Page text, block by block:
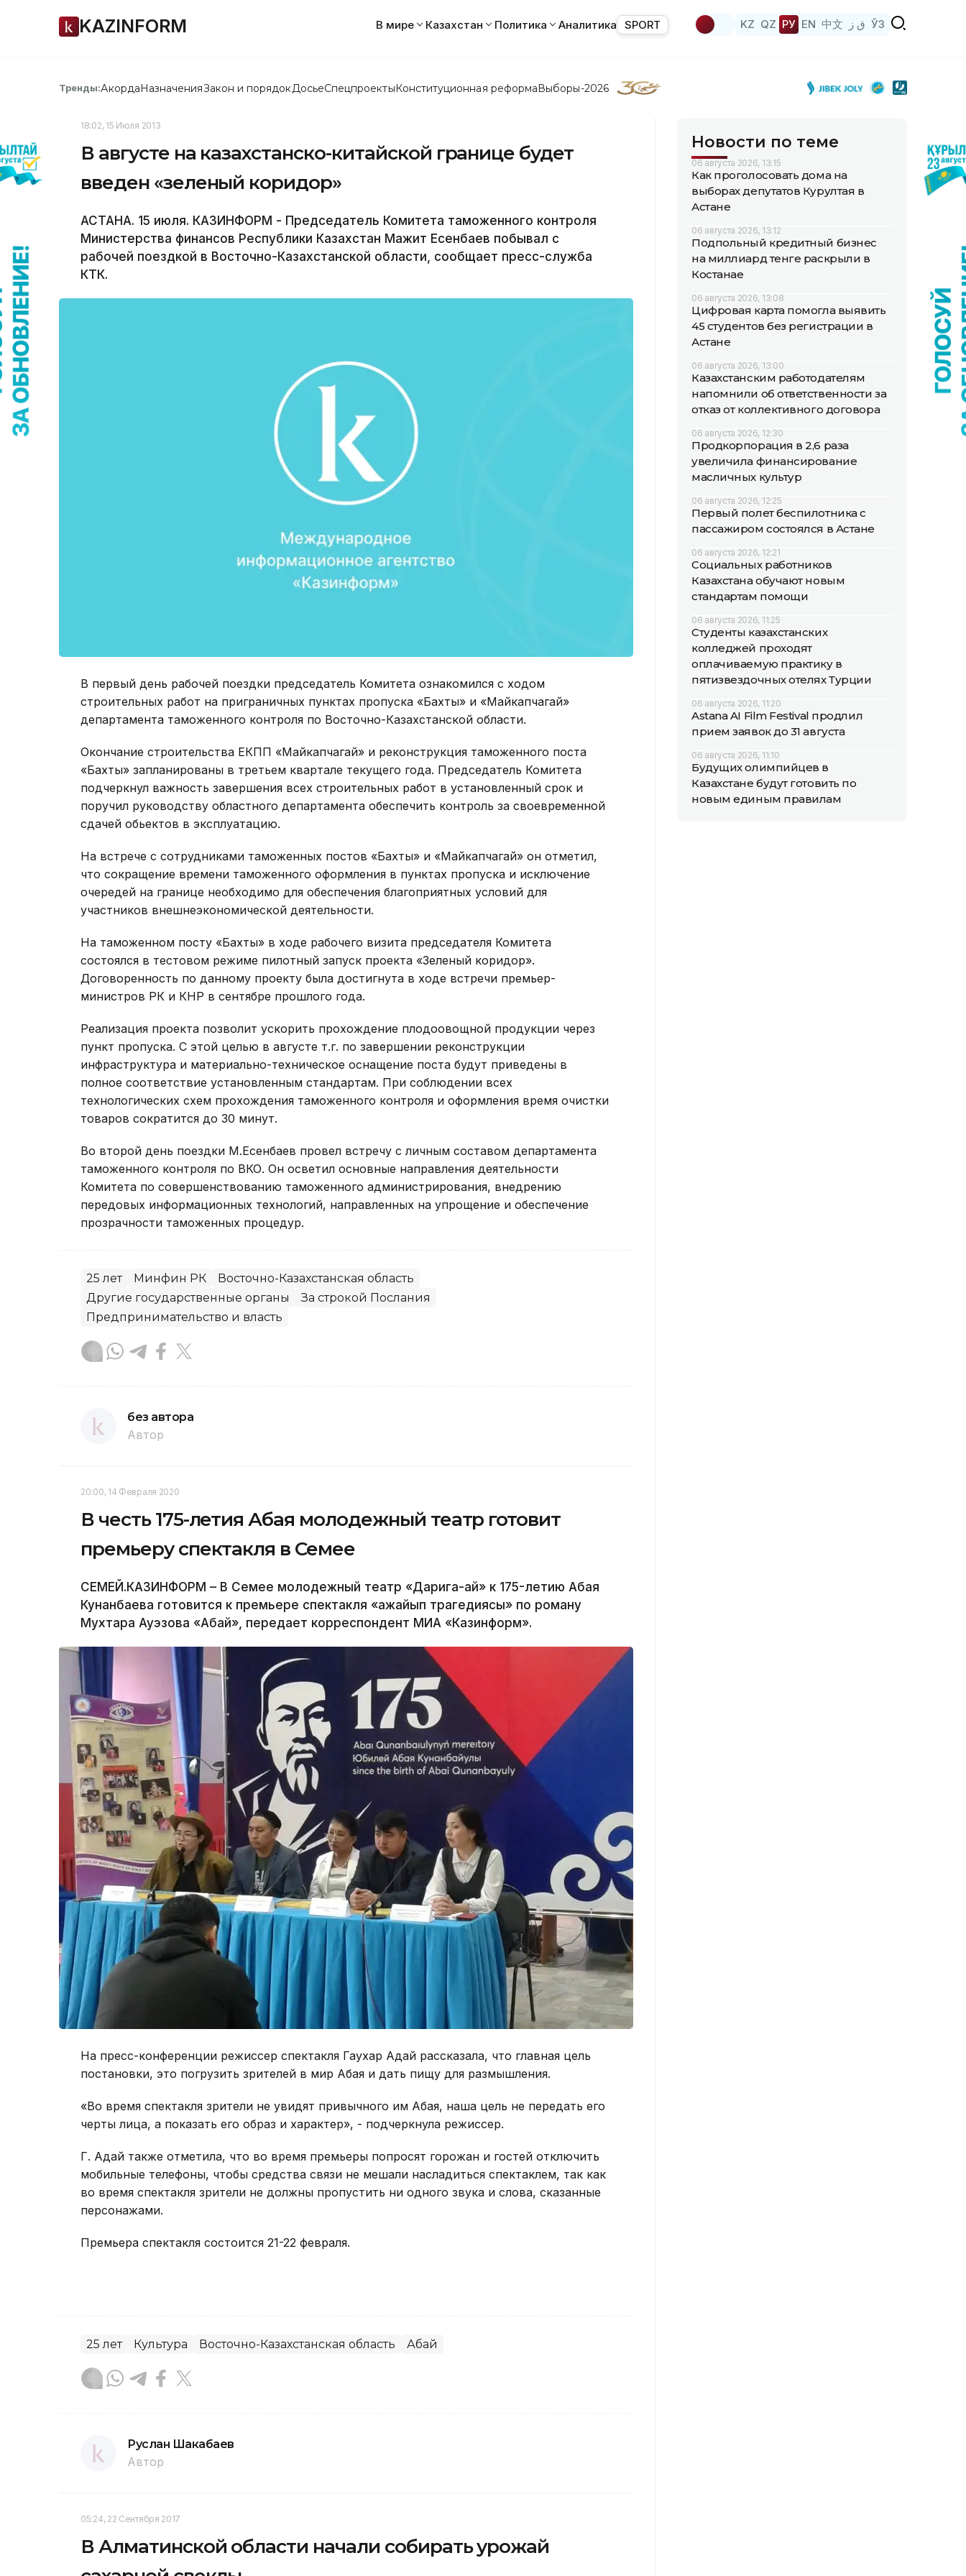
KAZINFORM В мире Казахстан Политика Аналитика SPORT KZ QZ РУ EN 中文 ق ز ЎЗ
Тренды:АкордаНазначенияЗакон и порядок ДосьеСпецпроектыКонституционная реформаВыборы-2026
18:02, 15 Июля 2013
В августе на казахстанско-китайской границе будет
введен «зеленый коридор»
АСТАНА. 15 июля. КАЗИНФОРМ - Председатель Комитета таможенного контроля
Министерства финансов Республики Казахстан Мажит Есенбаев побывал с
рабочей поездкой в Восточно-Казахстанской области, сообщает пресс-служба
КТК.
В первый день рабочей поездки председатель Комитета ознакомился с ходом
строительных работ на приграничных пунктах пропуска «Бахты» и «Майкапчагай»
департамента таможенного контроля по Восточно-Казахстанской области.
Окончание строительства ЕКПП «Майкапчагай» и реконструкция таможенного поста
«Бахты» запланированы в третьем квартале текущего года. Председатель Комитета
подчеркнул важность завершения всех строительных работ в установленный срок и
поручил руководству областного департамента обеспечить контроль за своевременной
сдачей обьектов в эксплуатацию.
На встрече с сотрудниками таможенных постов «Бахты» и «Майкапчагай» он отметил,
что сокращение времени таможенного оформления в пунктах пропуска и исключение
очередей на границе необходимо для обеспечения благоприятных условий для
участников внешнеэкономической деятельности.
На таможенном посту «Бахты» в ходе рабочего визита председателя Комитета
состоялся в тестовом режиме пилотный запуск проекта «Зеленый коридор».
Договоренность по данному проекту была достигнута в ходе встречи премьер-
министров РК и КНР в сентябре прошлого года.
Реализация проекта позволит ускорить прохождение плодоовощной продукции через
пункт пропуска. С этой целью в августе т.г. по завершении реконструкции
инфраструктура и материально-техническое оснащение поста будут приведены в
полное соответствие установленным стандартам. При соблюдении всех
технологических схем прохождения таможенного контроля и оформления время очистки
товаров сократится до 30 минут.
Во второй день поездки М.Есенбаев провел встречу с личным составом департамента
таможенного контроля по ВКО. Он осветил основные направления деятельности
Комитета по совершенствованию таможенного администрирования, внедрению
передовых информационных технологий, направленных на упрощение и обеспечение
прозрачности таможенных процедур.
25 лет Минфин РК
Восточно-Казахстанская область
Другие государственные органы
За строкой Послания
Предпринимательство и власть
без автора
Автор
20:00, 14 Февраля 2020
В честь 175-летия Абая молодежный театр готовит
премьеру спектакля в Семее
СЕМЕЙ.КАЗИНФОРМ – В Семее молодежный театр «Дарига-ай» к 175-летию Абая
Кунанбаева готовится к премьере спектакля «Ғажайып трагедиясы» по роману
Мухтара Ауэзова «Абай», передает корреспондент МИА «Казинформ».
На пресс-конференции режиссер спектакля Гаухар Адай рассказала, что главная цель
постановки, это погрузить зрителей в мир Абая и дать пищу для размышления.
«Во время спектакля зрители не увидят привычного им Абая, наша цель не передать его
черты лица, а показать его образ и характер», - подчеркнула режиссер.
Г. Адай также отметила, что во время премьеры попросят горожан и гостей отключить
мобильные телефоны, чтобы средства связи не мешали насладиться спектаклем, так как
во время спектакля зрители не должны пропустить ни одного звука и слова, сказанные
персонажами.
Премьера спектакля состоится 21-22 февраля.
25 лет Культура Восточно-Казахстанская область Абай
Руслан Шакабаев
Автор
05:24, 22 Сентября 2017
В Алматинской области начали собирать урожай
Новости по теме
06 августа 2026, 13:15
Как проголосовать дома на
выборах депутатов Курултая в
Астане
06 августа 2026, 13:12
Подпольный кредитный бизнес
на миллиард тенге раскрыли в
Костанае
06 августа 2026, 13:08
Цифровая карта помогла выявить
45 студентов без регистрации в
Астане
06 августа 2026, 13:00
Казахстанским работодателям
напомнили об ответственности за
отказ от коллективного договора
06 августа 2026, 12:30
Продкорпорация в 2,6 раза
увеличила финансирование
масличных культур
06 августа 2026, 12:25
Первый полет беспилотника с
пассажиром состоялся в Астане
06 августа 2026, 12:21
Социальных работников
Казахстана обучают новым
стандартам помощи
06 августа 2026, 11:25
Студенты казахстанских
колледжей проходят
оплачиваемую практику в
пятизвездочных отелях Турции
06 августа 2026, 11:20
Astana AI Film Festival продлил
прием заявок до 31 августа
06 августа 2026, 11:10
Будущих олимпийцев в
Казахстане будут готовить по
новым единым правилам